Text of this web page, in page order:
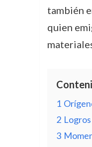
también
quien
1
2
3